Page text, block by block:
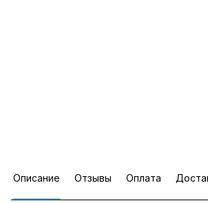
Описание Отзывы Оплата